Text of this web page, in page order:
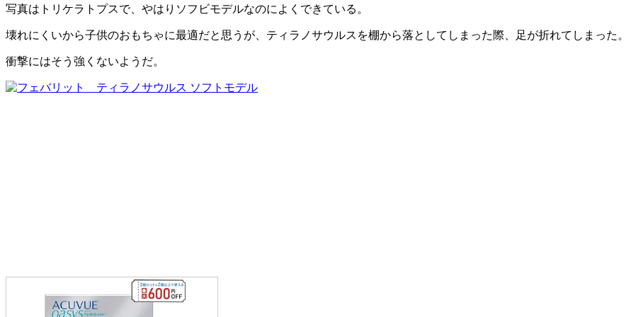
写真はトリケラトプスで、やはりソフビモデルなのによくできている。
壊れにくいから子供のおもちゃに最適だと思うが、ティラノサウルスを棚から落としてしまった際、足が折れてしまった。
衝撃にはそう強くないようだ。